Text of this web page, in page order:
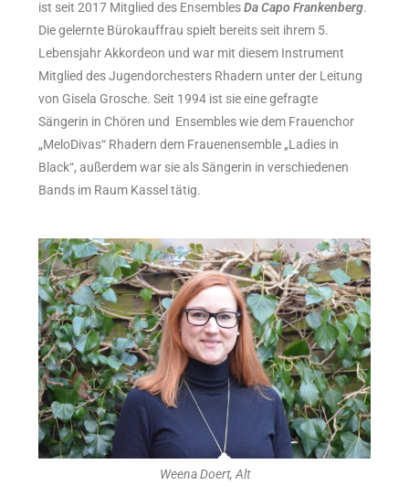
ist seit 2017 Mitglied des EnsemblesDa Capo Frankenberg.
Die gelernte Bürokauffrau spielt bereits seit ihrem 5.
Lebensjahr Akkordeon und war mit diesem Instrument
Mitglied des Jugendorchesters Rhadern unter der Leitung
von Gisela Grosche. Seit 1994 ist sie eine gefragte
Sängerin in Chören und Ensembles wie dem Frauenchor
„MeloDivas“ Rhadern dem Frauenensemble „Ladies in
Black“, außerdem war sie als Sängerin in verschiedenen
Bands im Raum Kassel tätig.
Weena Doert, Alt